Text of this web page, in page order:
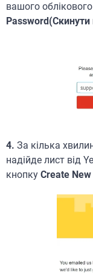
вашого
Password(Скинути
4. За кілька
надійде лист від
кнопку Create